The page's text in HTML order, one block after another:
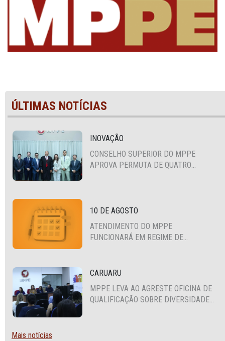
ÚLTIMAS NOTÍCIAS
INOVAÇÃO
CONSELHO SUPERIOR DO MPPE
APROVA PERMUTA DE QUATRO
10 DE AGOSTO
ATENDIMENTO DO MPPE
FUNCIONARÁ EM REGIME DE
CARUARU
MPPE LEVA AO AGRESTE OFICINA DE
QUALIFICAÇÃO SOBRE DIVERSIDADE
Mais notícias